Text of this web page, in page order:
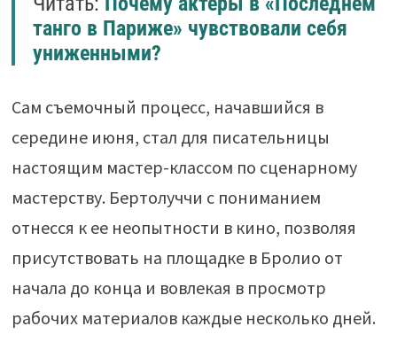
танго в Париже» чувствовали себя
униженными?
Сам съемочный процесс, начавшийся в
середине июня, стал для писательницы
настоящим мастер-классом по сценарному
мастерству. Бертолуччи с пониманием
отнесся к ее неопытности в кино, позволяя
присутствовать на площадке в Бролио от
начала до конца и вовлекая в просмотр
рабочих материалов каждые несколько дней.